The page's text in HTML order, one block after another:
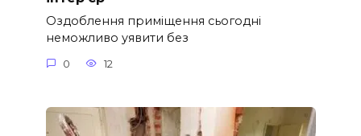
Оздоблення приміщення сьогодні
неможливо уявити без
0 12